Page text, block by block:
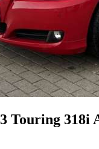
3 Touring 318i